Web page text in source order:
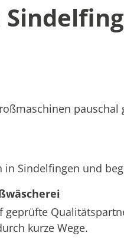
Sindelfingen und
kurze Wege.